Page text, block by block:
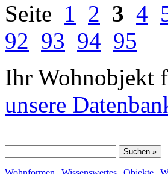
Seite 1 2 3 4
92 93 94 95
Ihr Wohnobjekt
unsere